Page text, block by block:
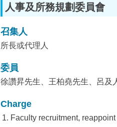
人事及所務規劃委員會
召集人
所長或代理人
委員
徐讚昇先生、王柏堯先生、呂及
Charge
Faculty recruitment,